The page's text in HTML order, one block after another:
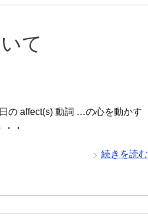
て
の affect(s) 動詞 …の心を動かす
・
続きを読む